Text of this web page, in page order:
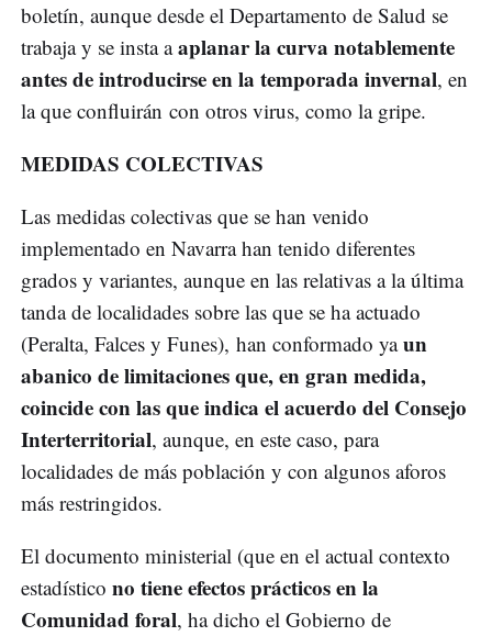
boletín, aunque desde el Departamento de Salud se
trabaja y se insta aaplanar la curva notablemente
antes de introducirse en la temporada invernal, en
la que confluirán con otros virus, como la gripe.
MEDIDAS COLECTIVAS
Las medidas colectivas que se han venido
implementado en Navarra han tenido diferentes
grados y variantes, aunque en las relativas a la última
tanda de localidades sobre las que se ha actuado
(Peralta, Falces y Funes), han conformado yaun
abanico de limitaciones que, en gran medida,
coincide con las que indica el acuerdo del Consejo
Interterritorial, aunque, en este caso, para
localidades de más población y con algunos aforos
más restringidos.
El documento ministerial (que en el actual contexto
estadístico no tiene efectos prácticos en la
Comunidad foral, ha dicho el Gobierno de